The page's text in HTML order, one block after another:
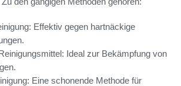
Effektiv gegen hartnäckige
Ideal zur Bekämpfung von
Eine schonende Methode für